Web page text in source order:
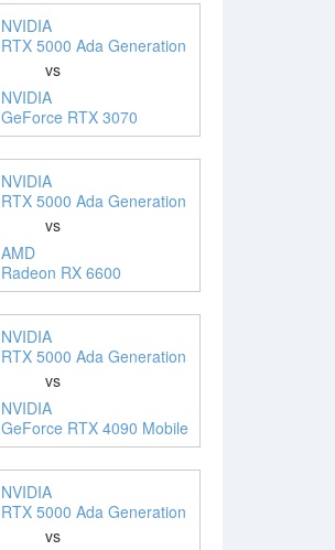
NVIDIA
RTX 5000 Ada Generation
vs
NVIDIA
GeForce RTX 3070
NVIDIA
RTX 5000 Ada Generation
vs
AMD
Radeon RX 6600
NVIDIA
RTX 5000 Ada Generation
vs
NVIDIA
GeForce RTX 4090 Mobile
NVIDIA
RTX 5000 Ada Generation
vs